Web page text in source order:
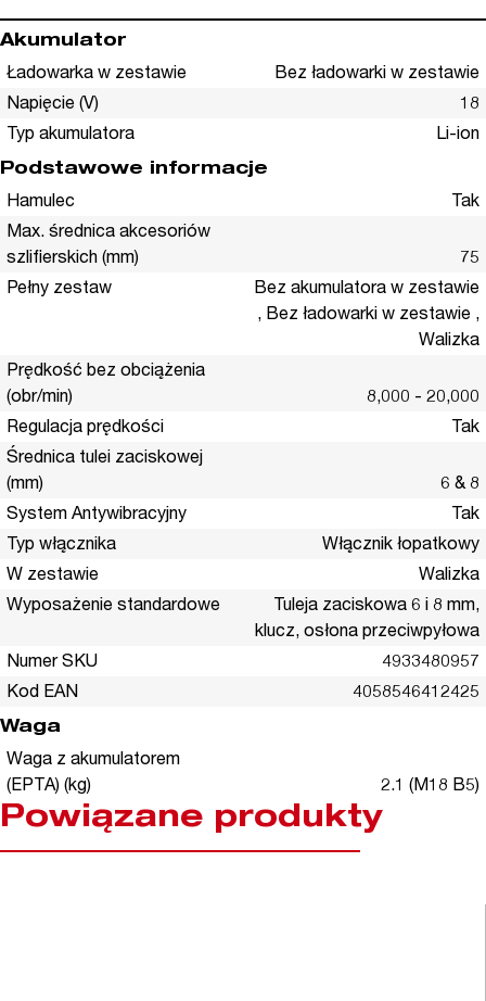
Akumulator
Ładowarka w zestawie
Bez ładowarki w zestawie
Napięcie (V)
18
Typ akumulatora
Li-ion
Podstawowe informacje
Hamulec
Tak
Max. średnica akcesoriów
szlifierskich (mm)
75
Pełny zestaw
Bez akumulatora w zestawie
, Bez ładowarki w zestawie ,
Walizka
Prędkość bez obciążenia
(obr/min)
8,000 - 20,000
Regulacja prędkości
Tak
Średnica tulei zaciskowej
(mm)
6 & 8
System Antywibracyjny
Tak
Typ włącznika
Włącznik łopatkowy
W zestawie
Walizka
Wyposażenie standardowe
Tuleja zaciskowa 6 i 8 mm,
klucz, osłona przeciwpyłowa
Numer SKU
4933480957
Kod EAN
4058546412425
Waga
Waga z akumulatorem
(EPTA) (kg)
2.1 (M18 B5)
Powiązane produkty